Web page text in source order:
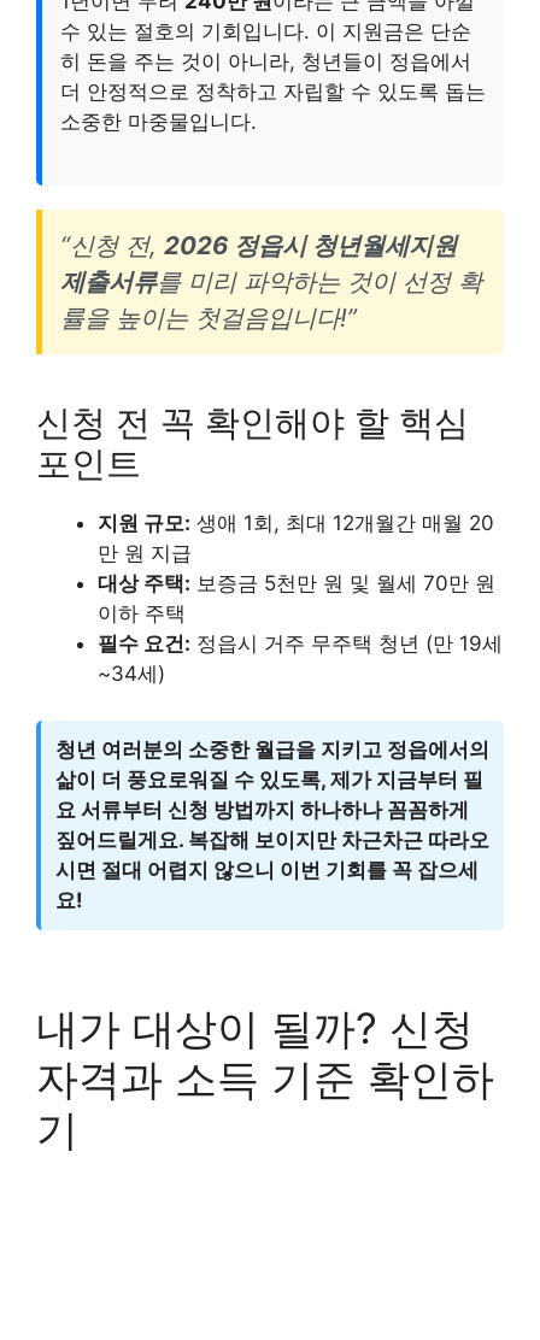
수 있는 절호의 기회입니다. 이 지원금은 단순
히 돈을 주는 것이 아니라, 청년들이 정읍에서
더 안정적으로 정착하고 자립할 수 있도록 돕는
소중한 마중물입니다.
“신청 전, 2026 정읍시 청년월세지원
제출서류를 미리 파악하는 것이 선정 확
률을 높이는 첫걸음입니다!”
신청 전 꼭 확인해야 할 핵심
포인트
지원 규모: 생애 1회, 최대 12개월간 매월 20
만 원 지급
대상 주택: 보증금 5천만 원 및 월세 70만 원
이하 주택
필수 요건: 정읍시 거주 무주택 청년 (만 19세
~34세)
청년 여러분의 소중한 월급을 지키고 정읍에서의
삶이 더 풍요로워질 수 있도록, 제가 지금부터 필
요 서류부터 신청 방법까지 하나하나 꼼꼼하게
짚어드릴게요. 복잡해 보이지만 차근차근 따라오
시면 절대 어렵지 않으니 이번 기회를 꼭 잡으세
요!
내가 대상이 될까? 신청
자격과 소득 기준 확인하
기